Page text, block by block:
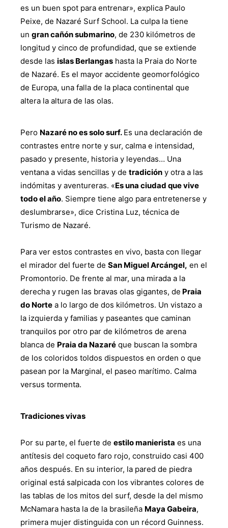
es un buen spot para entrenar», explica Paulo
Peixe, de Nazaré Surf School. La culpa la tiene
un gran cañón submarino, de 230 kilómetros de
longitud y cinco de profundidad, que se extiende
desde las islas Berlangas hasta la Praia do Norte
de Nazaré. Es el mayor accidente geomorfológico
de Europa, una falla de la placa continental que
altera la altura de las olas.
Pero Nazaré no es solo surf. Es una declaración de
contrastes entre norte y sur, calma e intensidad,
pasado y presente, historia y leyendas… Una
ventana a vidas sencillas y de tradición y otra a las
indómitas y aventureras. «Es una ciudad que vive
todo el año. Siempre tiene algo para entretenerse y
deslumbrarse», dice Cristina Luz, técnica de
Turismo de Nazaré.
Para ver estos contrastes en vivo, basta con llegar
el mirador del fuerte de San Miguel Arcángel, en el
Promontorio. De frente al mar, una mirada a la
derecha y rugen las bravas olas gigantes, de Praia
do Norte a lo largo de dos kilómetros. Un vistazo a
la izquierda y familias y paseantes que caminan
tranquilos por otro par de kilómetros de arena
blanca de Praia da Nazaré que buscan la sombra
de los coloridos toldos dispuestos en orden o que
pasean por la Marginal, el paseo marítimo. Calma
versus tormenta.
Tradiciones vivas
Por su parte, el fuerte de estilo manierista es una
antítesis del coqueto faro rojo, construido casi 400
años después. En su interior, la pared de piedra
original está salpicada con los vibrantes colores de
las tablas de los mitos del surf, desde la del mismo
McNamara hasta la de la brasileña Maya Gabeira,
primera mujer distinguida con un récord Guinness.